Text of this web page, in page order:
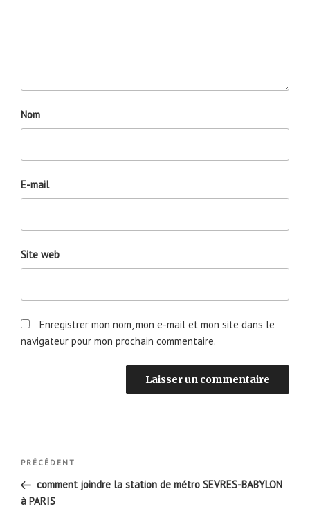
Nom
E-mail
Site web
Enregistrer mon nom, mon e-mail et mon site dans le
navigateur pour mon prochain commentaire.
Navigation
l’article
Article
précédent
PRÉCÉDENT
comment joindre la station de métro SEVRES-BABYLON
à PARIS